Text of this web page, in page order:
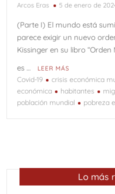
Arcos Eras 5 de enero de
(Parte I) El mundo está
parece exigir un nuevo
Kissinger en su libro
es …
LEER MÁS
Covid-19 crisis económica
económica
habitantes
población mundial
pobreza
Lo más